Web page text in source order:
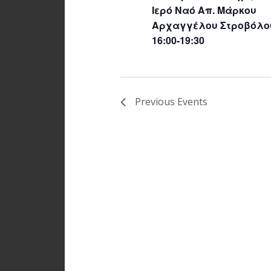
Ιερό Ναό Απ. Μάρκου
Αρχαγγέλου
16:00-19:30
Previous Events